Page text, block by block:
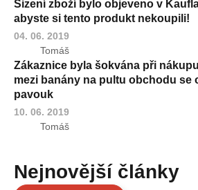
Šizení zboží bylo objeveno v
abyste si tento produkt nekoupili!
04. 06. 2019
Tomáš
Zákaznice byla šokvána při
mezi banány na pultu obchodu se
pavouk
10. 06. 2019
Tomáš
Nejnovější články